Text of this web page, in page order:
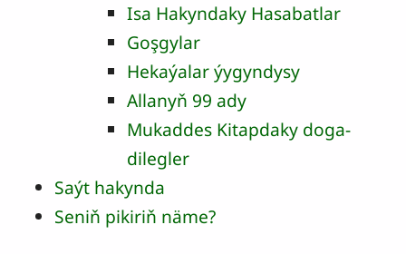
Isa Hakyndaky Hasabatlar
Goşgylar
Hekaýalar ýygyndysy
Allanyň 99 ady
Mukaddes Kitapdaky doga-
dilegler
Saýt hakynda
Seniň pikiriň näme?